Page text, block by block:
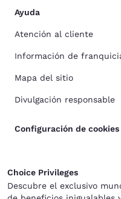
Ayuda
Atención al cliente
Información de
Mapa del sitio
Divulgación responsable
Configuración de cookies
Choice Privileges
Descubre el exclusivo